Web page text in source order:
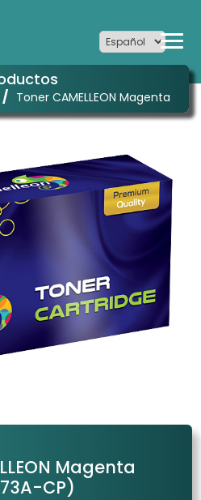
/ Toner CAMELLEON Magenta
Magenta
CP)